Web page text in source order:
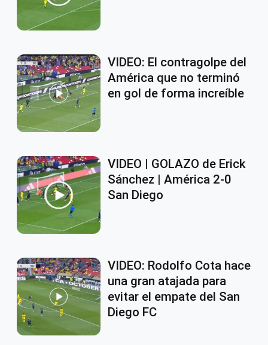
VIDEO: El contragolpe del
América que no terminó
en gol de forma increíble
VIDEO | GOLAZO de Erick
Sánchez | América 2-0
San Diego
VIDEO: Rodolfo Cota hace
una gran atajada para
evitar el empate del San
Diego FC